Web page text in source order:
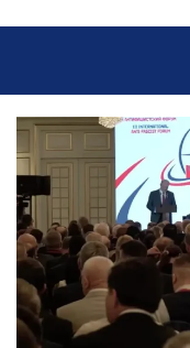
the
content